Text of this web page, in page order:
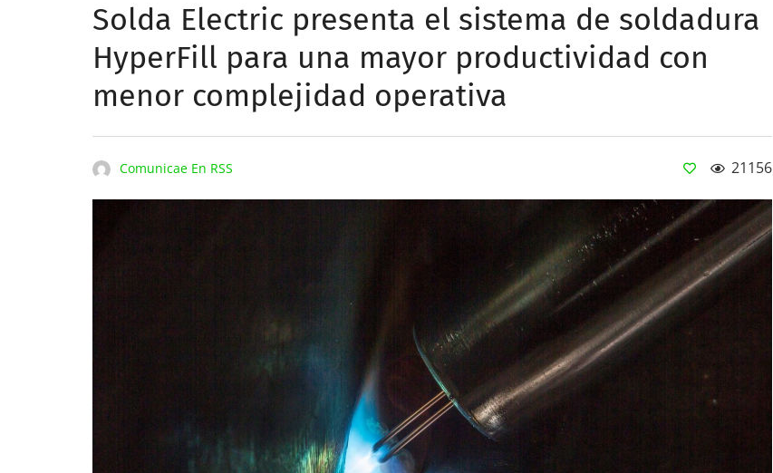
Solda Electric presenta el sistema de soldadura
HyperFill para una mayor productividad con
menor complejidad operativa
Comunicae En RSS 21156